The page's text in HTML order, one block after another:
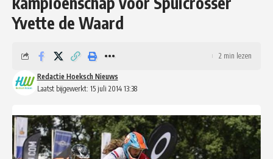
Yvette de Waard
Laatst bijgewerkt: 15 juli 2014 13:38
Redactie Hoeksch Nieuws
2 min lezen